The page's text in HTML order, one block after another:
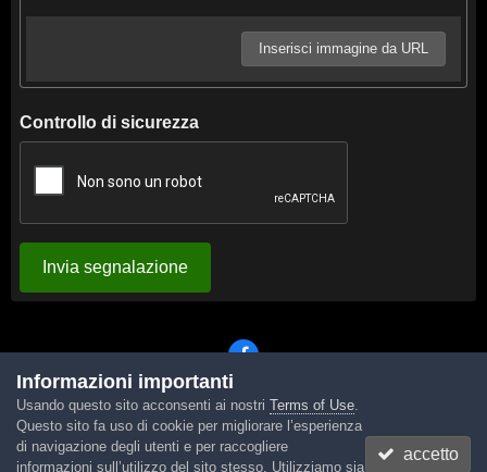
Inserisci immagine da URL
Controllo di sicurezza
Invia segnalazione
Lingua Tema Contattaci Cookies
Powered by Invision Community
Informazioni importanti
Usando questo sito acconsenti ai nostri Terms of Use.
Questo sito fa uso di cookie per migliorare l’esperienza
di navigazione degli utenti e per raccogliere
informazioni sull’utilizzo del sito stesso. Utilizziamo sia
accetto